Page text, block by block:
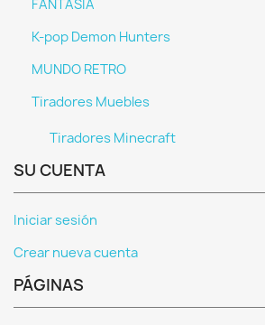
FANTASÍA
K-pop Demon Hunters
MUNDO RETRO
Tiradores Muebles
Tiradores Minecraft
SU CUENTA
Iniciar sesión
Crear nueva cuenta
PÁGINAS